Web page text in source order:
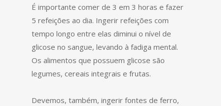
É importante comer de 3 em 3 horas e fazer
5 refeições ao dia. Ingerir refeições com
tempo longo entre elas diminui o nível de
glicose no sangue, levando à fadiga mental.
Os alimentos que possuem glicose são
legumes, cereais integrais e frutas.
Devemos, também, ingerir fontes de ferro,